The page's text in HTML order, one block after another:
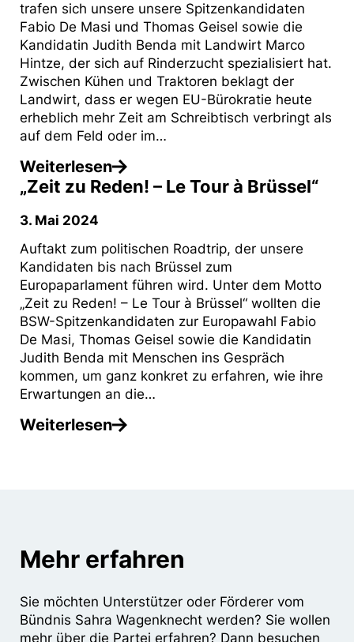
trafen sich unsere unsere Spitzenkandidaten
Fabio De Masi und Thomas Geisel sowie die
Kandidatin Judith Benda mit Landwirt Marco
Hintze, der sich auf Rinderzucht spezialisiert hat.
Zwischen Kühen und Traktoren beklagt der
Landwirt, dass er wegen EU-Bürokratie heute
erheblich mehr Zeit am Schreibtisch verbringt als
auf dem Feld oder im…
Weiterlesen
„Zeit zu Reden! – Le Tour à Brüssel“
3. Mai 2024
Auftakt zum politischen Roadtrip, der unsere
Kandidaten bis nach Brüssel zum
Europaparlament führen wird. Unter dem Motto
„Zeit zu Reden! – Le Tour à Brüssel“ wollten die
BSW-Spitzenkandidaten zur Europawahl Fabio
De Masi, Thomas Geisel sowie die Kandidatin
Judith Benda mit Menschen ins Gespräch
kommen, um ganz konkret zu erfahren, wie ihre
Erwartungen an die…
Weiterlesen
Mehr erfahren
Sie möchten Unterstützer oder Förderer vom
Bündnis Sahra Wagenknecht werden? Sie wollen
mehr über die Partei erfahren? Dann besuchen